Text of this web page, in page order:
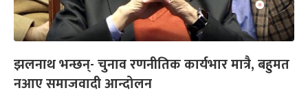
झलनाथ भन्छन्- चुनाव रणनीतिक कार्यभार मात्रै, बहुमत
नआए समाजवादी आन्दोलन